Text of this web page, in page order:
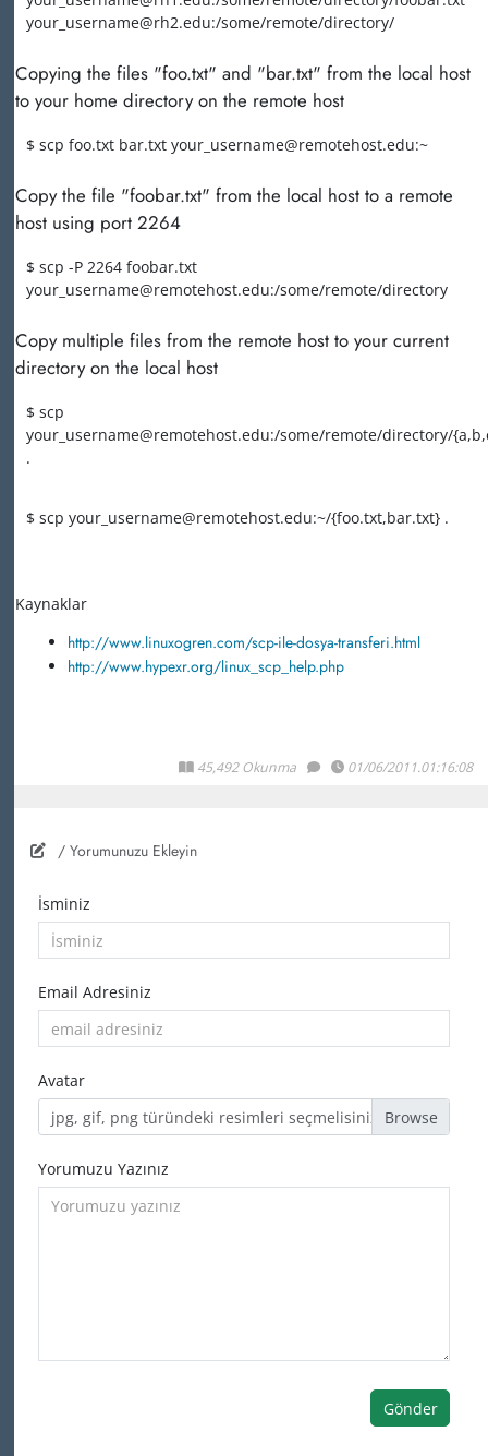
your_username@rh2.edu:/some/remote/directory/
Copying the files "foo.txt" and "bar.txt" from the local host
to your home directory on the remote host
$ scp foo.txt bar.txt your_username@remotehost.edu:~
Copy the file "foobar.txt" from the local host to a remote
host using port 2264
$ scp -P 2264 foobar.txt
your_username@remotehost.edu:/some/remote/directory
Copy multiple files from the remote host to your current
directory on the local host
$ scp
your_username@remotehost.edu:/some/remote/directory/
.
$ scp your_username@remotehost.edu:~/{foo.txt,bar.txt} .
Kaynaklar
http://www.linuxogren.com/scp-ile-dosya-transferi.html
http://www.hypexr.org/linux_scp_help.php
45,492 Okunma 01/06/2011.01:16:08
/ Yorumunuzu Ekleyin
İsminiz
Email Adresiniz
Avatar
jpg, gif, png türündeki resimleri seçmelisiniz
Yorumuzu Yazınız
Gönder